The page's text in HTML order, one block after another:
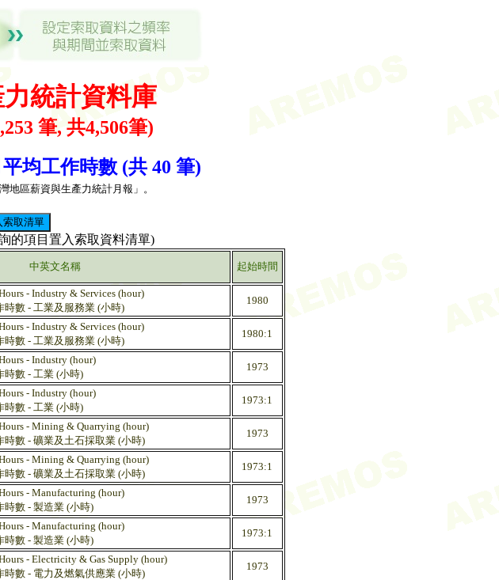
統計資料庫
筆, 共4,506筆)
均工作時數 (共 40 筆)
地區薪資與生產力統計月報」。
的項目置入索取資料清單)
中英文名稱 起始時間
- Industry & Services (hour)
數 - 工業及服務業 (小時)
1980
- Industry & Services (hour)
數 - 工業及服務業 (小時)
1980:1
- Industry (hour)
數 - 工業 (小時)
1973
- Industry (hour)
數 - 工業 (小時)
1973:1
- Mining & Quarrying (hour)
數 - 礦業及土石採取業 (小時)
1973
- Mining & Quarrying (hour)
數 - 礦業及土石採取業 (小時)
1973:1
- Manufacturing (hour)
數 - 製造業 (小時)
1973
- Manufacturing (hour)
數 - 製造業 (小時)
1973:1
- Electricity & Gas Supply (hour)
數 - 電力及燃氣供應業 (小時)
1973